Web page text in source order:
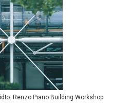
Renzo Piano Building Workshop